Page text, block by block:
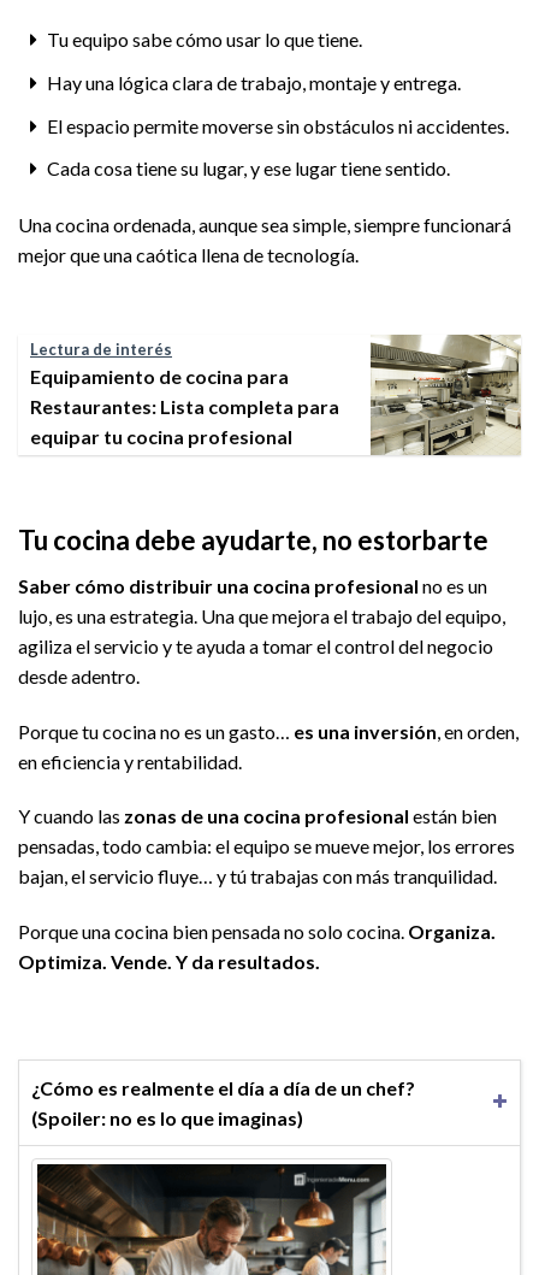
Tu equipo sabe cómo usar lo que tiene.
Hay una lógica clara de trabajo, montaje y entrega.
El espacio permite moverse sin obstáculos ni accidentes.
Cada cosa tiene su lugar, y ese lugar tiene sentido.
Una cocina ordenada, aunque sea simple, siempre funcionará
mejor que una caótica llena de tecnología.
Lectura de interés
Equipamiento de cocina para
Restaurantes: Lista completa para
equipar tu cocina profesional
Tu cocina debe ayudarte, no estorbarte
Saber cómo distribuir una cocina profesional no es un
lujo, es una estrategia. Una que mejora el trabajo del equipo,
agiliza el servicio y te ayuda a tomar el control del negocio
desde adentro.
Porque tu cocina no es un gasto… es una inversión , en orden,
en eficiencia y rentabilidad.
Y cuando las zonas de una cocina profesional están bien
pensadas, todo cambia: el equipo se mueve mejor, los errores
bajan, el servicio fluye… y tú trabajas con más tranquilidad.
Porque una cocina bien pensada no solo cocina. Organiza.
Optimiza. Vende. Y da resultados.
¿Cómo es realmente el día a día de un chef?
(Spoiler: no es lo que imaginas)